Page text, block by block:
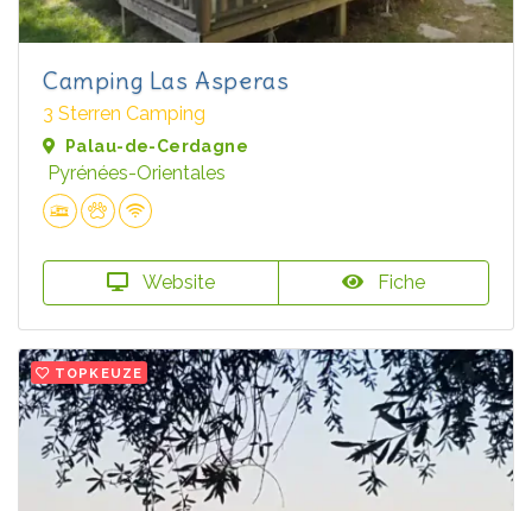
Camping Las Asperas
3 Sterren Camping
Palau-de-Cerdagne
Pyrénées-Orientales
Website Fiche
TOPKEUZE